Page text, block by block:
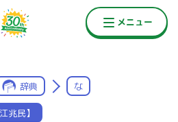
辞典 な
兆民】